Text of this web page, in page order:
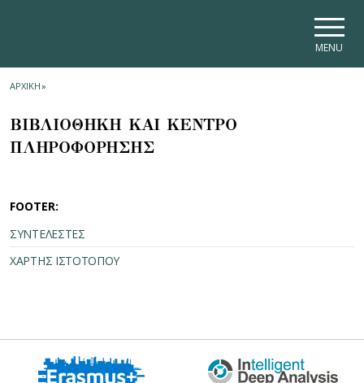
MENU
ΑΡΧΙΚΗ»
ΒΙΒΛΙΟΘΗΚΗ ΚΑΙ ΚΕΝΤΡΟ
ΠΛΗΡΟΦΟΡΗΣΗΣ
FOOTER:
ΣΥΝΤΕΛΕΣΤΕΣ
ΧΑΡΤΗΣ ΙΣΤΟΤΟΠΟΥ